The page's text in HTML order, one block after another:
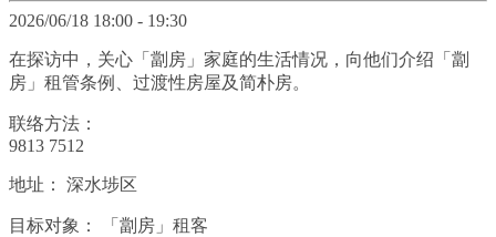
2026/06/18 18:00 - 19:30
在探访中，关心「劏房」家庭的生活情况，向他们介绍「劏
房」租管条例、过渡性房屋及简朴房。
联络方法：
9813 7512
地址： 深水埗区
目标对象： 「劏房」租客